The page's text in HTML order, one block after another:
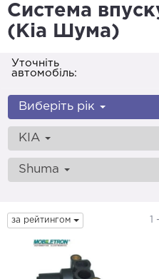
Система
(Кіа Шума)
Уточніть
автомобіль:
Виберіть рік
KIA
Shuma
за рейтингом 1